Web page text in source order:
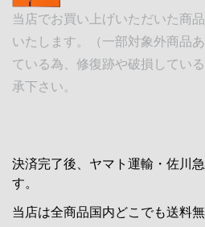
当店でお買い上げいただいた商
いたします。（一部対象外商品
ている為、修復跡や破損してい
承下さい。
決済完了後、ヤマト運輸・佐川
す。
当店は全商品国内どこでも送料